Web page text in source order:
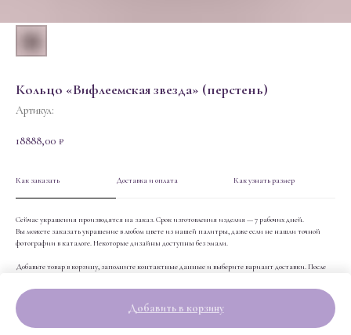
Кольцо «Вифлеемская звезда» (перстень)
Артикул:
18888,00 ₽
Добавить в корзину
Как заказать Доставка и оплата Как узнать размер
Сейчас украшения производятся на заказ. Срок изготовления изделия — 7 рабочих дней.
Вы можете заказать украшение в любом цвете из нашей палитры, даже если не нашли точной
фотографии в каталоге. Некоторые дизайны доступны без эмали.
Добавьте товар в корзину, заполните контактные данные и выберите вариант доставки. После
посылки.